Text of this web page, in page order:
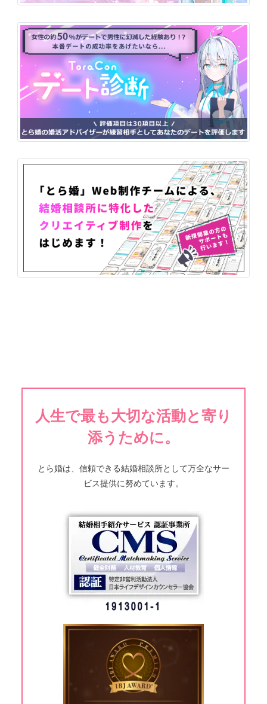
人生で最も大切な活動と寄り
添うために。
とら婚は、信頼できる結婚相談所として万全なサー
ビス提供に努めています。